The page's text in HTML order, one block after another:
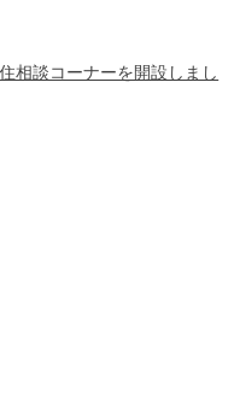
相談コーナーを開設しまし